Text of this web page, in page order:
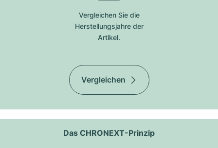
Vergleichen Sie die
Herstellungsjahre der
Artikel.
Vergleichen
Das CHRONEXT-Prinzip